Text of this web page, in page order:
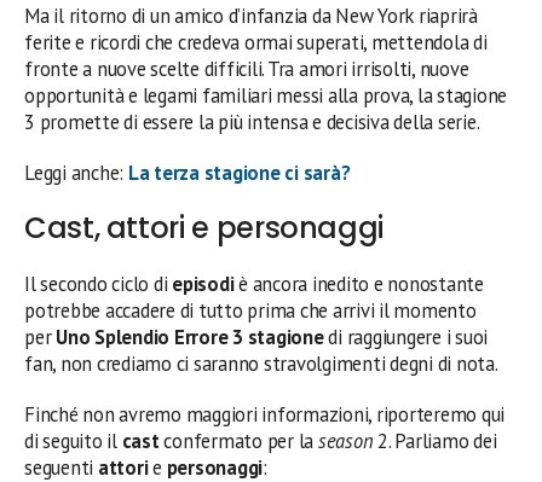
Ma il ritorno di un amico d’infanzia da New York riaprirà
ferite e ricordi che credeva ormai superati, mettendola di
fronte a nuove scelte difficili. Tra amori irrisolti, nuove
opportunità e legami familiari messi alla prova, la stagione
3 promette di essere la più intensa e decisiva della serie.
Leggi anche: La terza stagione ci sarà?
Cast, attori e personaggi
Il secondo ciclo di episodiè ancora inedito e nonostante
potrebbe accadere di tutto prima che arrivi il momento
perUno Splendio Errore 3 stagionedi raggiungere i suoi
fan, non crediamo ci saranno stravolgimenti degni di nota.
Finché non avremo maggiori informazioni, riporteremo qui
di seguito il castconfermato per laseason2. Parliamo dei
seguenti attorie personaggi: